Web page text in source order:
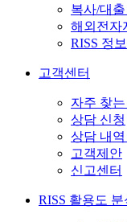
복사/대
해외전자
RISS 정
고객센터
자주 찾
상담 신청
상담 내역
고객제안
신고센터
RISS 활용도 분